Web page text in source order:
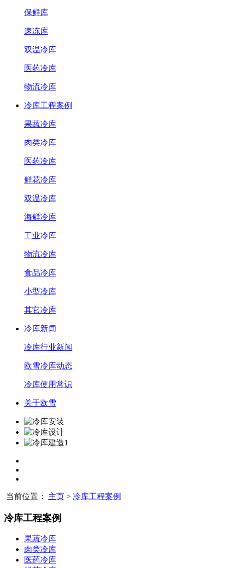
保鲜库
速冻库
双温冷库
医药冷库
物流冷库
冷库工程案例
果蔬冷库
肉类冷库
医药冷库
鲜花冷库
双温冷库
海鲜冷库
工业冷库
物流冷库
食品冷库
小型冷库
其它冷库
冷库新闻
冷库行业新闻
欧雪冷库动态
冷库使用常识
关于欧雪
当前位置： 主页 > 冷库工程案例
冷库工程案例
果蔬冷库
肉类冷库
医药冷库